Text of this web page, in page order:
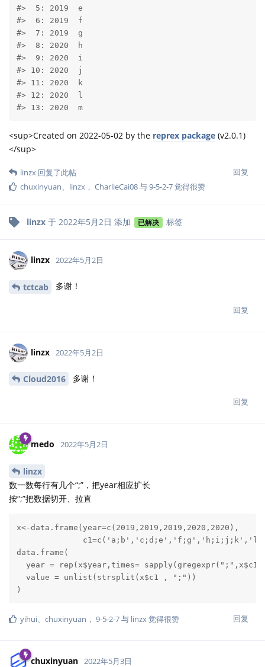
#>  5: 2019  e
#>  6: 2019  f
#>  7: 2019  g
#>  8: 2020  h
#>  9: 2020  i
#> 10: 2020  j
#> 11: 2020  k
#> 12: 2020  l
#> 13: 2020  m
<sup>Created on 2022-05-02 by the reprex package (v2.0.1)
</sup>
回复
linzx 回复了此帖
chuxinyuan、 linzx ， CharlieCai08与9-5-2-7觉得很赞
linzx 于 2022年5月2日 添加 已解决 标签
linzx 2022年5月2日
tctcab 多谢！
回复
linzx 2022年5月2日
Cloud2016 多谢！
回复
medo 2022年5月2日
linzx
数一数每行有几个“;”，把year相应扩长
按“;”把数据切开、拉直
x<-data.frame(year=c(2019,2019,2019,2020,2020),
data.frame(
year = rep(x$year,times=
  value = unlist(strsplit(x$c1 , ";"))
)
回复
yihui、 chuxinyuan ， 9-5-2-7与 linzx觉得很赞
chuxinyuan 2022年5月3日